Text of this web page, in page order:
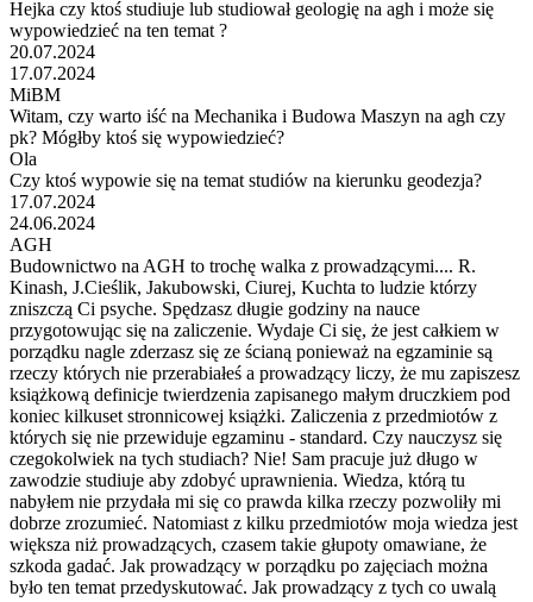
Hejka czy ktoś studiuje lub studiował geologię na agh i może się
wypowiedzieć na ten temat ?
20.07.2024
17.07.2024
MiBM
Witam, czy warto iść na Mechanika i Budowa Maszyn na agh czy
pk? Mógłby ktoś się wypowiedzieć?
Ola
Czy ktoś wypowie się na temat studiów na kierunku geodezja?
17.07.2024
24.06.2024
AGH
Budownictwo na AGH to trochę walka z prowadzącymi.... R.
Kinash, J.Cieślik, Jakubowski, Ciurej, Kuchta to ludzie którzy
zniszczą Ci psyche. Spędzasz długie godziny na nauce
przygotowując się na zaliczenie. Wydaje Ci się, że jest całkiem w
porządku nagle zderzasz się ze ścianą ponieważ na egzaminie są
rzeczy których nie przerabiałeś a prowadzący liczy, że mu zapiszesz
książkową definicje twierdzenia zapisanego małym druczkiem pod
koniec kilkuset stronnicowej książki. Zaliczenia z przedmiotów z
których się nie przewiduje egzaminu - standard. Czy nauczysz się
czegokolwiek na tych studiach? Nie! Sam pracuje już długo w
zawodzie studiuje aby zdobyć uprawnienia. Wiedza, którą tu
nabyłem nie przydała mi się co prawda kilka rzeczy pozwoliły mi
dobrze zrozumieć. Natomiast z kilku przedmiotów moja wiedza jest
większa niż prowadzących, czasem takie głupoty omawiane, że
szkoda gadać. Jak prowadzący w porządku po zajęciach można
było ten temat przedyskutować. Jak prowadzący z tych co uwalą